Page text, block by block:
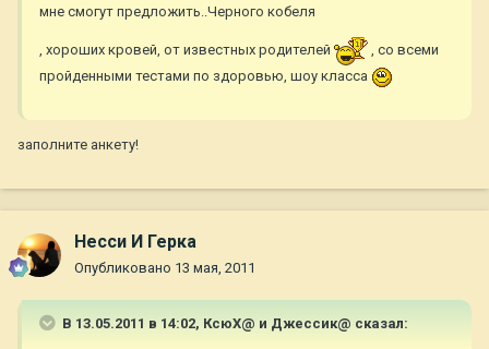
мне смогут предложить..Черного кобеля
, хороших кровей, от известных родителей
, со всеми
пройденными тестами по здоровью, шоу класса
заполните анкету!
Несси И Герка
Опубликовано 13 мая, 2011
В 13.05.2011 в 14:02, КсюХ@ и Джессик@ сказал: